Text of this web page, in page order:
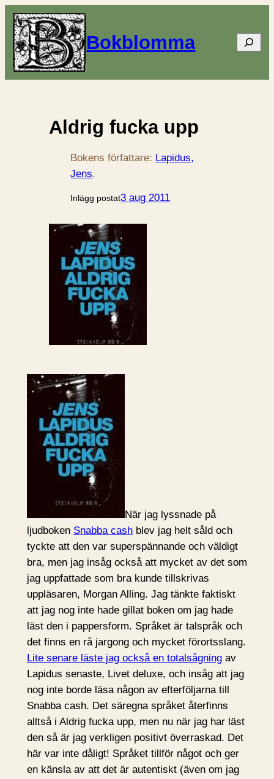
Bokblomma Sök
Aldrig fucka upp
Bokens författare: Lapidus,
Jens.
Inlägg postat3 aug 2011
När jag lyssnade på
ljudboken Snabba cashblev jag helt såld och
tyckte att den var superspännande och väldigt
bra, men jag insåg också att mycket av det som
jag uppfattade som bra kunde tillskrivas
uppläsaren, Morgan Alling. Jag tänkte faktiskt
att jag nog inte hade gillat boken om jag hade
läst den i pappersform. Språket är talspråk och
det finns en rå jargong och mycket förortsslang.
Lite senare läste jag också en totalsågningav
Lapidus senaste, Livet deluxe, och insåg att jag
nog inte borde läsa någon av efterföljarna till
Snabba cash. Det säregna språket återfinns
alltså i Aldrig fucka upp, men nu när jag har läst
den så är jag verkligen positivt överraskad. Det
här var inte dåligt! Språket tillför något och ger
en känsla av att det är autentiskt (även om jag